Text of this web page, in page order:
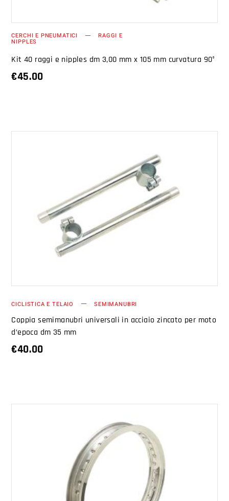
CERCHI E PNEUMATICI RAGGI E
NIPPLES
Kit 40 raggi e nipples dm 3,00 mm x 105 mm curvatura 90°
€45.00
AGGIUNGI AL CARRELLO
CICLISTICA E TELAIO SEMIMANUBRI
Coppia semimanubri universali in acciaio zincato per moto
d’epoca dm 35 mm
€40.00
AGGIUNGI AL CARRELLO